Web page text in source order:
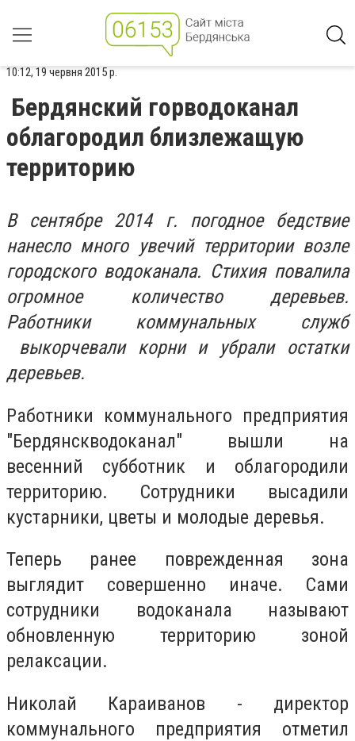
10:12, 19 червня 2015 р.
Бердянский горводоканал
облагородил близлежащую
территорию
В сентябре 2014 г. погодное бедствие
нанесло много увечий территории возле
городского водоканала. Стихия повалила
огромное количество деревьев.
Работники коммунальных служб
выкорчевали корни и убрали остатки
деревьев.
Работники коммунального предприятия
"Бердянскводоканал" вышли на
весенний субботник и облагородили
территорию. Сотрудники высадили
кустарники, цветы и молодые деревья.
Теперь ранее поврежденная зона
выглядит совершенно иначе. Сами
сотрудники водоканала называют
обновленную территорию зоной
релаксации.
Николай Караиванов - директор
коммунального предприятия отметил